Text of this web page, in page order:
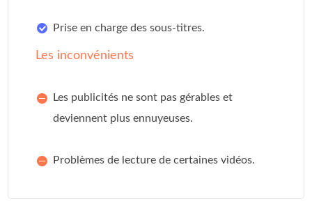
Prise en charge des sous-titres.
Les inconvénients
Les publicités ne sont pas gérables et
deviennent plus ennuyeuses.
Problèmes de lecture de certaines vidéos.